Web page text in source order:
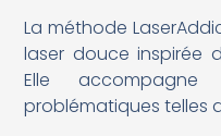
La méthode
laser douce inspirée
Elle
problématiques telles